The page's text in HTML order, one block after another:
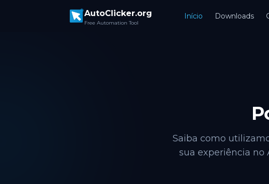
AutoClicker.org
Free Automation Tool
Início Downloads
Saiba como
sua experiência no